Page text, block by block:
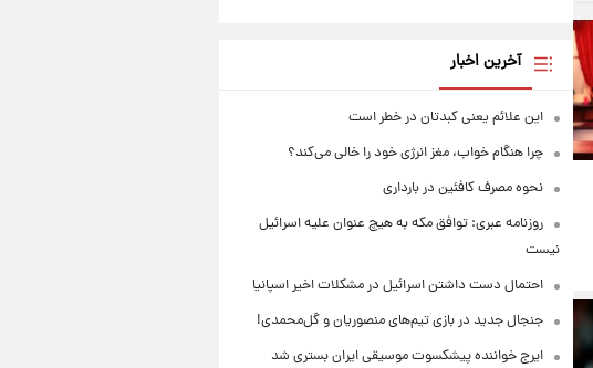
آخرین اخبار
این علائم یعنی کبدتان در خطر است
چرا هنگام خواب، مغز انرژی خود را خالی می‌کند؟
نحوه مصرف کافئین در بارداری
روزنامه عبری: توافق مکه به هیچ عنوان علیه اسرائیل
نیست
احتمال دست داشتن اسرائیل در مشکلات اخیر اسپانیا
جنجال جدید در بازی تیم‌های منصوریان و گل‌محمدی!
ایرج خواننده پیشکسوت موسیقی ایران بستری شد